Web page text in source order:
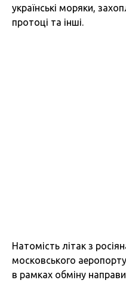
українські моряки,
протоці та інші.
Натомість літак з
московського
в рамках обміну